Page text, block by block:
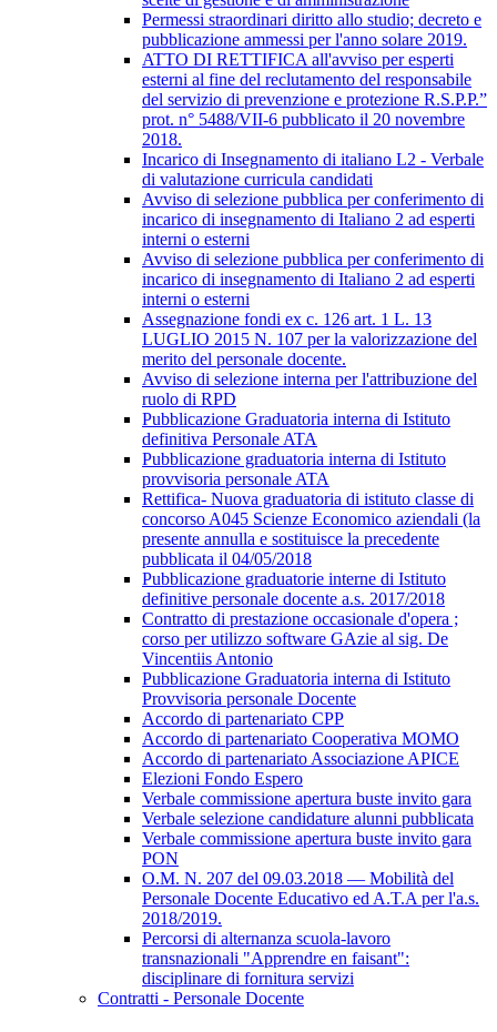
Permessi straordinari diritto allo studio; decreto e
pubblicazione ammessi per l'anno solare 2019.
ATTO DI RETTIFICA all'avviso per esperti
esterni al fine del reclutamento del responsabile
del servizio di prevenzione e protezione R.S.P.P.”
prot. n° 5488/VII-6 pubblicato il 20 novembre
2018.
Incarico di Insegnamento di italiano L2 - Verbale
di valutazione curricula candidati
Avviso di selezione pubblica per conferimento di
incarico di insegnamento di Italiano 2 ad esperti
interni o esterni
Avviso di selezione pubblica per conferimento di
incarico di insegnamento di Italiano 2 ad esperti
interni o esterni
Assegnazione fondi ex c. 126 art. 1 L. 13
LUGLIO 2015 N. 107 per la valorizzazione del
merito del personale docente.
Avviso di selezione interna per l'attribuzione del
ruolo di RPD
Pubblicazione Graduatoria interna di Istituto
definitiva Personale ATA
Pubblicazione graduatoria interna di Istituto
provvisoria personale ATA
Rettifica- Nuova graduatoria di istituto classe di
concorso A045 Scienze Economico aziendali (la
presente annulla e sostituisce la precedente
pubblicata il 04/05/2018
Pubblicazione graduatorie interne di Istituto
definitive personale docente a.s. 2017/2018
Contratto di prestazione occasionale d'opera ;
corso per utilizzo software GAzie al sig. De
Vincentiis Antonio
Pubblicazione Graduatoria interna di Istituto
Provvisoria personale Docente
Accordo di partenariato CPP
Accordo di partenariato Cooperativa MOMO
Accordo di partenariato Associazione APICE
Elezioni Fondo Espero
Verbale commissione apertura buste invito gara
Verbale selezione candidature alunni pubblicata
Verbale commissione apertura buste invito gara
PON
O.M. N. 207 del 09.03.2018 — Mobilità del
Personale Docente Educativo ed A.T.A per l'a.s.
2018/2019.
Percorsi di alternanza scuola-lavoro
transnazionali "Apprendre en faisant":
disciplinare di fornitura servizi
Contratti - Personale Docente